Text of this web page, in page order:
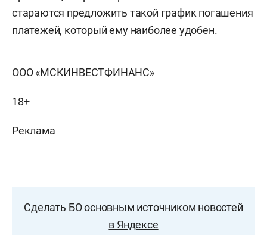
стараются предложить такой график погашения
платежей, который ему наиболее удобен.
ООО «МСКИНВЕСТФИНАНС»
18+
Реклама
Сделать БО основным источником новостей
в Яндексе